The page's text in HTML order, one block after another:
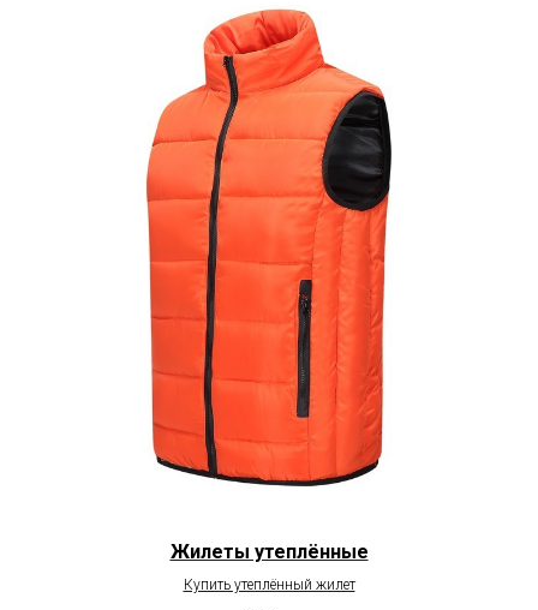
Жилеты утеплённые
Купить утеплённый жилет